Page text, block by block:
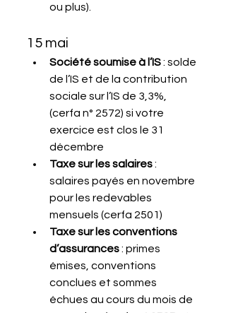
ou plus).
15 mai
Société soumise à l’IS : solde
de l’IS et de la contribution
sociale sur l’IS de 3,3%,
(cerfa n° 2572) si votre
exercice est clos le 31
décembre
Taxe sur les salaires :
salaires payés en novembre
pour les redevables
mensuels (cerfa 2501)
Taxe sur les conventions
d’assurances : primes
émises, conventions
conclues et sommes
échues au cours du mois de